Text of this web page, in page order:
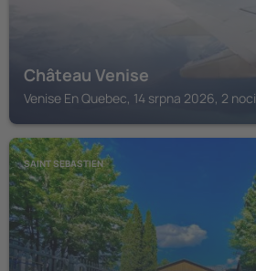
Château Venise
Venise En Quebec, 14 srpna 2026, 2 noci
SAINT SEBASTIEN